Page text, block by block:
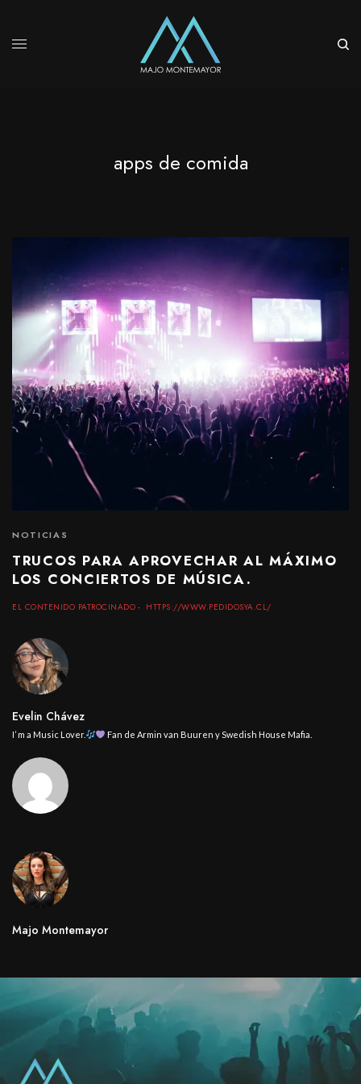
apps de comida
NOTICIAS
TRUCOS PARA APROVECHAR AL MÁXIMO
LOS CONCIERTOS DE MÚSICA.
EL CONTENIDO PATROCINADO HTTPS://WWW.PEDIDOSYA.CL/
Evelin Chávez
I’ m a Music Lover. Fan de Armin van Buuren y Swedish House Mafia.
Majo Montemayor